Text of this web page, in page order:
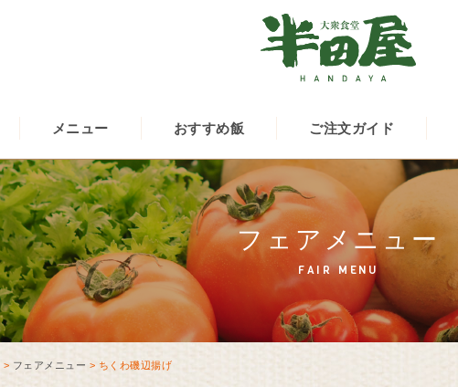
メニュー おすすめ飯 ご注文ガイド
フェアメニュー
FAIR MENU
> フェアメニュー > ちくわ磯辺揚げ